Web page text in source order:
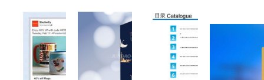
——投身公
益，共创美
好社会
广告策划及
制作服务集
中采购项目
活动与专业
推广方案
台 助力企
效对接